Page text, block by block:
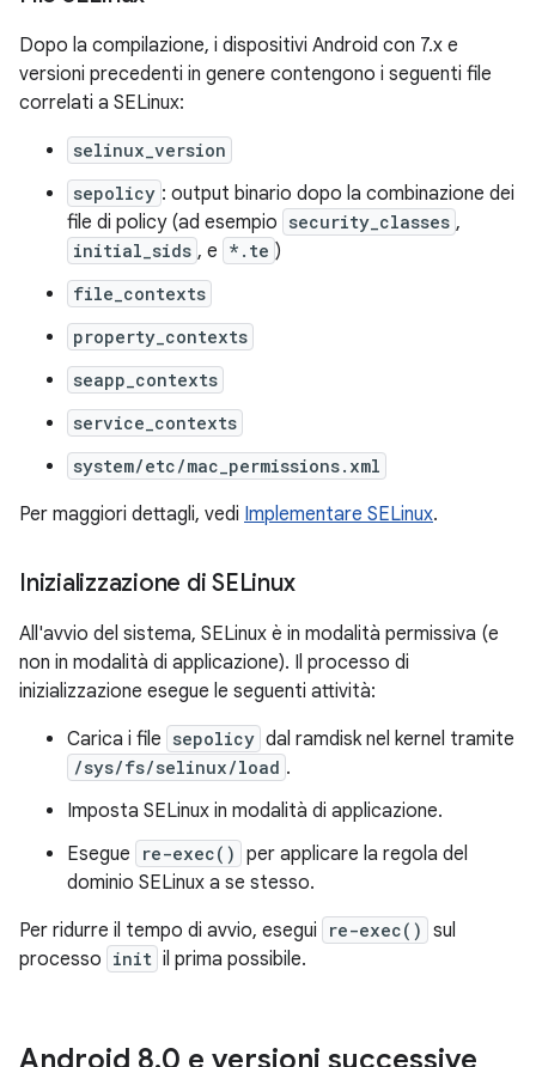
Dopo la compilazione, i dispositivi Android con 7.x e
versioni precedenti in genere contengono i seguenti file
correlati a SELinux:
selinux_version
sepolicy : output binario dopo la combinazione dei
file di policy (ad esempio security_classes ,
initial_sids , e *.te )
file_contexts
property_contexts
seapp_contexts
service_contexts
system/etc/mac_permissions.xml
Per maggiori dettagli, vedi Implementare SELinux.
Inizializzazione di SELinux
All'avvio del sistema, SELinux è in modalità permissiva (e
non in modalità di applicazione). Il processo di
inizializzazione esegue le seguenti attività:
Carica i file sepolicy dal ramdisk nel kernel tramite
/sys/fs/selinux/load .
Imposta SELinux in modalità di applicazione.
Esegue
re-exec() per applicare la regola del
dominio SELinux a se stesso.
Per ridurre il tempo di avvio, esegui
re-exec() sul
processo init il prima possibile.